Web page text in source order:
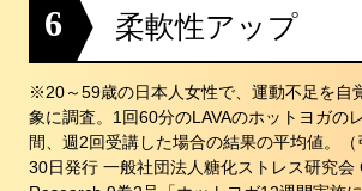
6 柔軟性アップ
※20～59歳の日本人女性で、運動不足を自
象に調査。1回60分のLAVAのホットヨガの
間、週2回受講した場合の結果の平均値。
30日発行 一般社団法人糖化ストレス研究会